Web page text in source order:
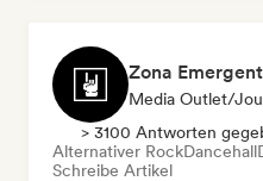
Zona
Media Outlet/
> 3100 Antworten
Alternativer RockDancehall
Schreibe Artikel